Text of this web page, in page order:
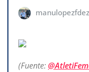
manulopezfdez
(Fuente: